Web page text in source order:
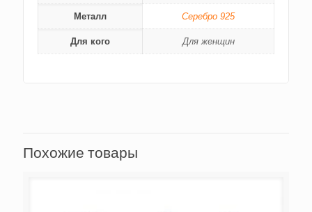
Металл Серебро 925
Для кого Для женщин
Похожие товары